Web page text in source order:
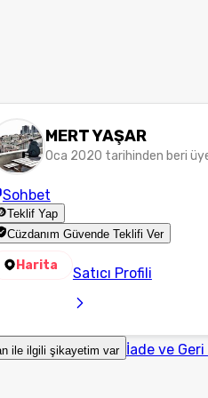
MERT YAŞAR
Oca 2020 tarihinden beri
Sohbet
Teklif Yap
Cüzdanım Güvende Teklifi Ver
Harita Satıcı Profili
ile ilgili şikayetim var İade ve Geri